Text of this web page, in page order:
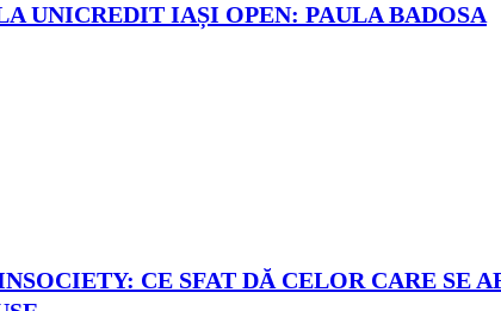
UNICREDIT IAȘI OPEN: PAULA BADOSA
CE SFAT DĂ CELOR CARE SE